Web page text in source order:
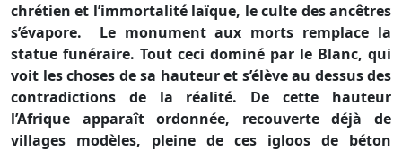
chrétien et l’immortalité laïque, le culte des ancêtres
s’évapore.
Le monument aux morts remplace la
statue funéraire. Tout ceci dominé par le Blanc, qui
voit les choses de sa hauteur et s’élève au dessus des
contradictions de la réalité. De cette hauteur
l’Afrique apparaît ordonnée, recouverte déjà de
villages modèles, pleine de ces igloos de béton